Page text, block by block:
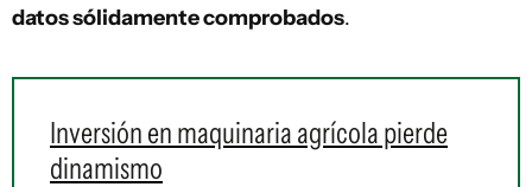
datos sólidamente comprobados.
Inversión en maquinaria agrícola pierde
dinamismo